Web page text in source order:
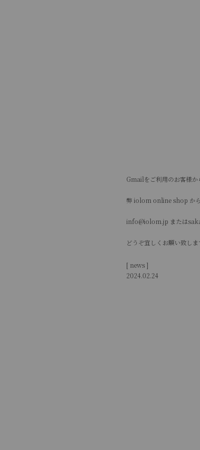
Gmailをご利用のお客様か
弊 iolom online shop から
info@iolom.jp または
どうぞ宜しくお願い致しま
[ news ]
2024.02.24